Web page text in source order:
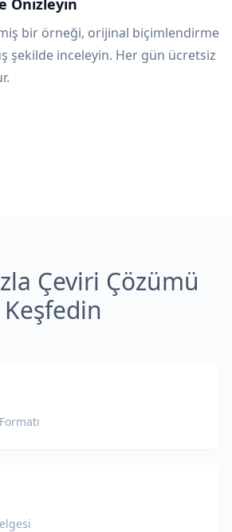
Önizleyin
bir örneği, orijinal biçimlendirme
şekilde inceleyin. Her gün ücretsiz
Çeviri Çözümü
Keşfedin